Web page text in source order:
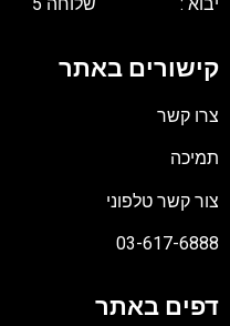
יבוא : שלוחה 5
קישורים באתר
צרו קשר
תמיכה
צור קשר טלפוני
03-617-6888
דפים באתר